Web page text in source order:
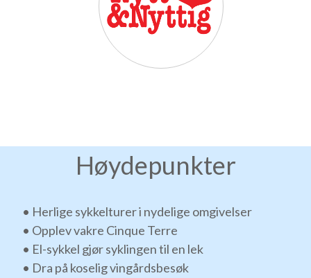
Høydepunkter
• Herlige sykkelturer i nydelige omgivelser
• Opplev vakre Cinque Terre
• El-sykkel gjør syklingen til en lek
• Dra på koselig vingårdsbesøk